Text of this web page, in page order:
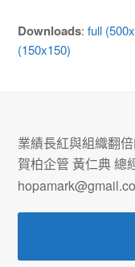
Downloads:full
(150x150)
業績長紅與組織翻倍
賀柏企管 黃仁典 總